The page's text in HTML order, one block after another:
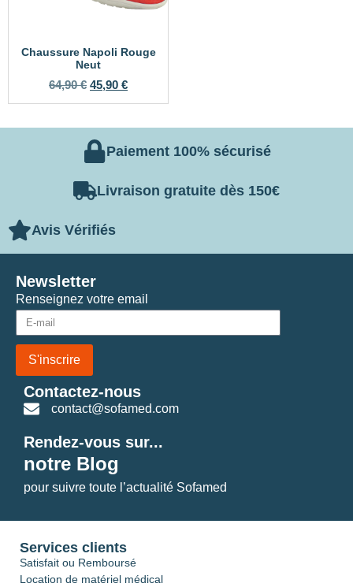
Chaussure Napoli Rouge
Neut
64,90€ 45,90 €
Paiement 100% sécurisé
Livraison gratuite dès 150€
Avis Vérifiés
Renseignez votre email
S'inscrire
Newsletter
Contactez-nous
contact@sofamed.com
Rendez-vous sur...
notre Blog
pour suivre toute l’actualité Sofamed
Services clients
Satisfait ou Remboursé
Location de matériel médical